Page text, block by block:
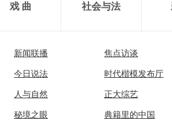
戏 曲
社会与法
新闻联播 焦点访谈
今日说法 时代楷模发布厅
人与自然 正大综艺
秘境之眼 典籍里的中国